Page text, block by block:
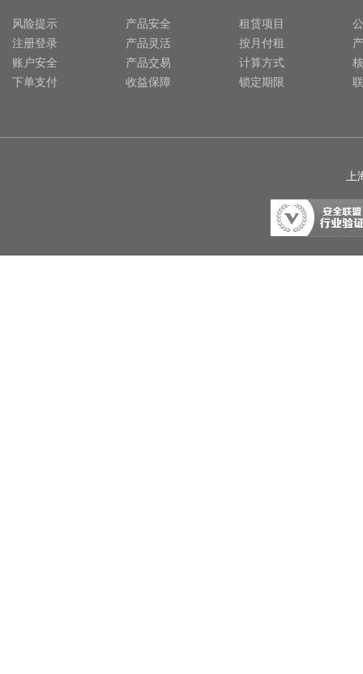
风险提示
注册登录
账户安全
下单支付
产品安全
产品灵活
产品交易
收益保障
租赁项目
按月付租
计算方式
锁定期限